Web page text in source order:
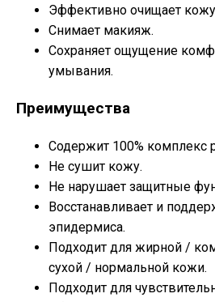
Эффективно очищает кожу
Снимает макияж.
Сохраняет ощущение
умывания.
Преимущества
Содержит 100% комплекс
Не сушит кожу.
Не нарушает защитные
Восстанавливает и
эпидермиса.
Подходит для жирной /
сухой / нормальной кожи.
Подходит для